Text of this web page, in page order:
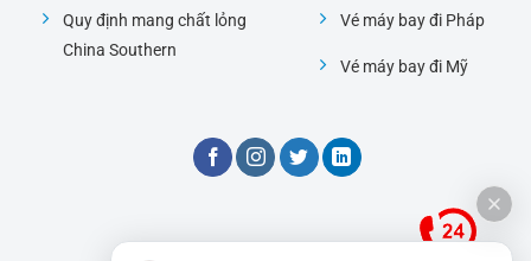
Quy định mang chất lỏng
China Southern
Vé máy bay đi Pháp
Vé máy bay đi Mỹ